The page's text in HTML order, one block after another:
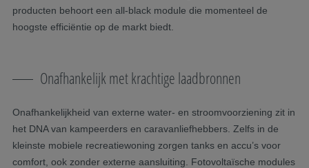
producten behoort een all-black module die momenteel de
hoogste efficiëntie op de markt biedt.
Onafhankelijk met krachtige laadbronnen
Onafhankelijkheid van externe water- en stroomvoorziening zit in
het DNA van kampeerders en caravanliefhebbers. Zelfs in de
kleinste mobiele recreatiewoning zorgen tanks en accu’s voor
comfort, ook zonder externe aansluiting. Fotovoltaïsche modules